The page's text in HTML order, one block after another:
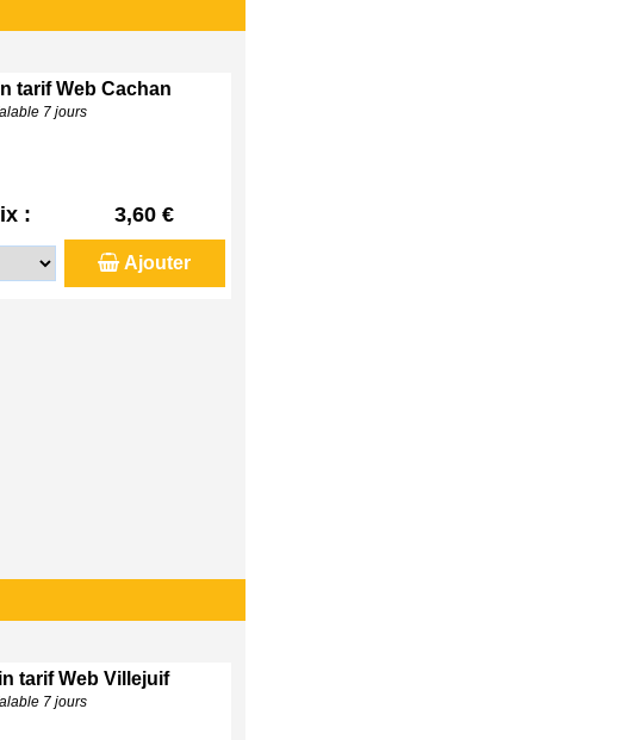
tarif Web Cachan
7 jours
: 3,60 €
Ajouter
tarif Web Villejuif
7 jours